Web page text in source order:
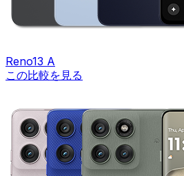
Reno13 A
この比較を見る